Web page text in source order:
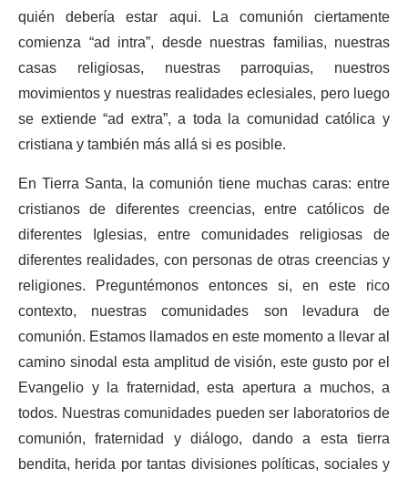
quién debería estar aqui. La comunión ciertamente
comienza “ad intra”, desde nuestras familias, nuestras
casas religiosas, nuestras parroquias, nuestros
movimientos y nuestras realidades eclesiales, pero luego
se extiende “ad extra”, a toda la comunidad católica y
cristiana y también más allá si es posible.
En Tierra Santa, la comunión tiene muchas caras: entre
cristianos de diferentes creencias, entre católicos de
diferentes Iglesias, entre comunidades religiosas de
diferentes realidades, con personas de otras creencias y
religiones. Preguntémonos entonces si, en este rico
contexto, nuestras comunidades son levadura de
comunión. Estamos llamados en este momento a llevar al
camino sinodal esta amplitud de visión, este gusto por el
Evangelio y la fraternidad, esta apertura a muchos, a
todos. Nuestras comunidades pueden ser laboratorios de
comunión, fraternidad y diálogo, dando a esta tierra
bendita, herida por tantas divisiones políticas, sociales y